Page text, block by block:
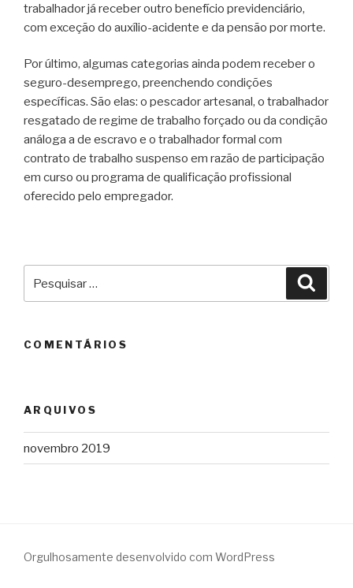
trabalhador já receber outro benefício previdenciário,
com exceção do auxílio-acidente e da pensão por morte.
Por último, algumas categorias ainda podem receber o
seguro-desemprego, preenchendo condições
específicas. São elas: o pescador artesanal, o trabalhador
resgatado de regime de trabalho forçado ou da condição
análoga a de escravo e o trabalhador formal com
contrato de trabalho suspenso em razão de participação
em curso ou programa de qualificação profissional
oferecido pelo empregador.
COMENTÁRIOS
ARQUIVOS
novembro 2019
Orgulhosamente desenvolvido com WordPress